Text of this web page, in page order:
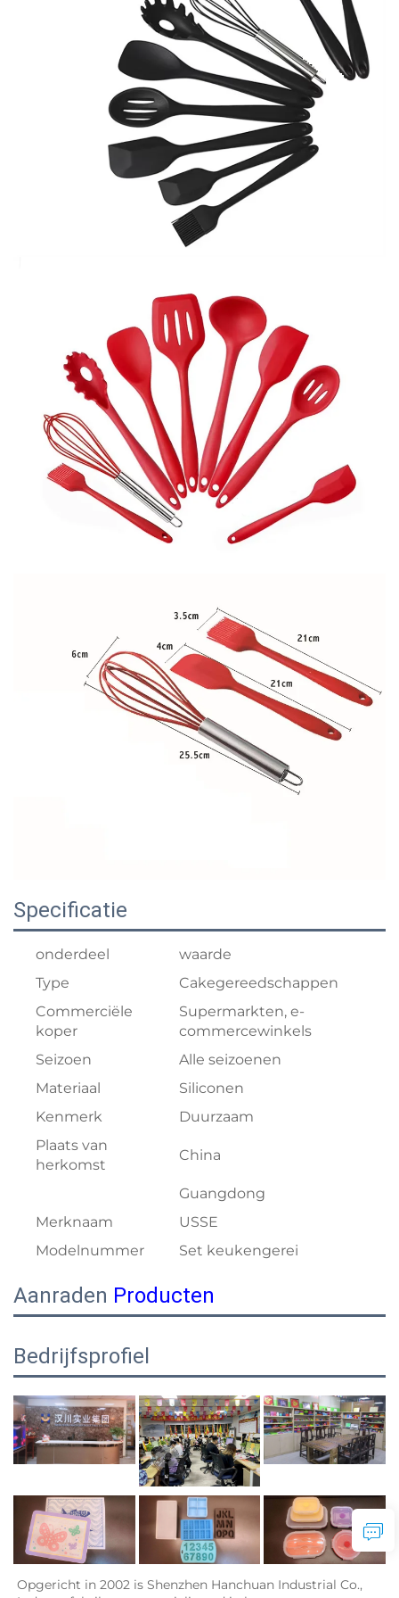
Specificatie
onderdeel
waarde
Type
Cakegereedschappen
Commerciële
koper
Supermarkten, e-
commercewinkels
Seizoen
Alle seizoenen
Materiaal
Siliconen
Kenmerk
Duurzaam
Plaats van
herkomst
China
Guangdong
Merknaam
USSE
Modelnummer
Set keukengerei
Aanraden Producten
Bedrijfsprofiel
Opgericht in 2002 is Shenzhen Hanchuan Industrial Co.,